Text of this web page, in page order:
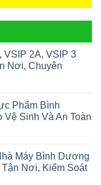
VSIP 2A, VSIP 3
Nơi, Chuyên
Phẩm Bình
Sinh Và An Toàn
Máy Bình Dương
Nơi, Kiểm Soát